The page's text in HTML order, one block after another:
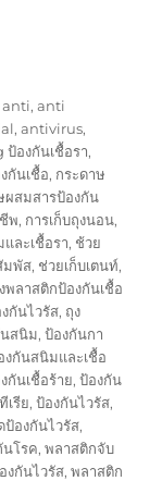
Tags
anti,anti
,antivirus,
องกันเชื้อรา,
กันเชื้อ, กระดาษ
ผสมสารป้องกัน
พ, การเก็บถุงนอน,
ละเชื้อรา, ช้วย
มพัส, ช่วยเก็บเตนท์,
พลาสติกป้องกันเชื้อ
กันไวรัส, ถุง
สนิม,ป้องกันกา
งกันสนิมและเชื้อ
กันเชื้อร้าย,ป้องกัน
เรีย,ป้องกันไวรัส,
ป้องกันไวรัส,
โรค,พลาสติกจับ
งกันไวรัส,พลาสติก